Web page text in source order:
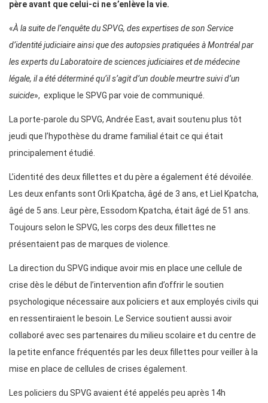
père avant que celui-ci ne s’enlève la vie.
«À la suite de l’enquête du SPVG, des expertises de son Service
d’identité judiciaire ainsi que des autopsies pratiquées à Montréal par
les experts du Laboratoire de sciences judiciaires et de médecine
légale, il a été déterminé qu’il s’agit d’un double meurtre suivi d’un
suicide», explique le SPVG par voie de communiqué.
La porte-parole du SPVG, Andrée East, avait soutenu plus tôt
jeudi que l’hypothèse du drame familial était ce qui était
principalement étudié.
L’identité des deux fillettes et du père a également été dévoilée.
Les deux enfants sont Orli Kpatcha, âgé de 3 ans, et Liel Kpatcha,
âgé de 5 ans. Leur père, Essodom Kpatcha, était âgé de 51 ans.
Toujours selon le SPVG, les corps des deux fillettes ne
présentaient pas de marques de violence.
La direction du SPVG indique avoir mis en place une cellule de
crise dès le début de l’intervention afin d’offrir le soutien
psychologique nécessaire aux policiers et aux employés civils qui
en ressentiraient le besoin. Le Service soutient aussi avoir
collaboré avec ses partenaires du milieu scolaire et du centre de
la petite enfance fréquentés par les deux fillettes pour veiller à la
mise en place de cellules de crises également.
Les policiers du SPVG avaient été appelés peu après 14h